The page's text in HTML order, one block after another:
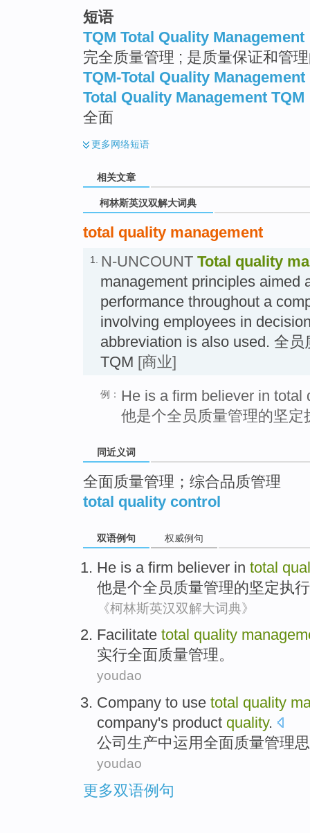
短语
TQM Total Quality Management
完全质量管理 ; 是质量保证和管
TQM-Total Quality Management
Total Quality Management TQM
全面
更多网络短语
相关文章
柯林斯英汉双解大词典
total quality management
1. N-UNCOUNT Total quality
management principles aimed
performance throughout a
involving employees in
abbreviation is also used. 全
TQM [商业]
例： He is a firm believer in total
他是个全员质量管理的坚定
同近义词
全面质量管理；综合品质管理
total quality control
双语例句 权威例句
He is a firm believer in total
他是个全员 质量管理的坚定执
《柯林斯英汉双解大词典》
Facilitate total quality
实行全面质量管理。
youdao
Company to use total quality
company's product quality.
公司 生产中运用全面质量管理
youdao
更多双语例句